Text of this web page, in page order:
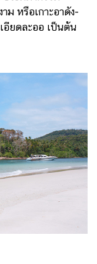
ม หรือเกาะอาดัง-
อียดละออ เป็นต้น